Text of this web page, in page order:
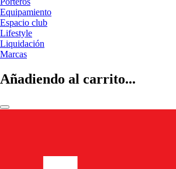
Equipamiento
Espacio club
Lifestyle
Liquidación
Marcas
Añadiendo al carrito...